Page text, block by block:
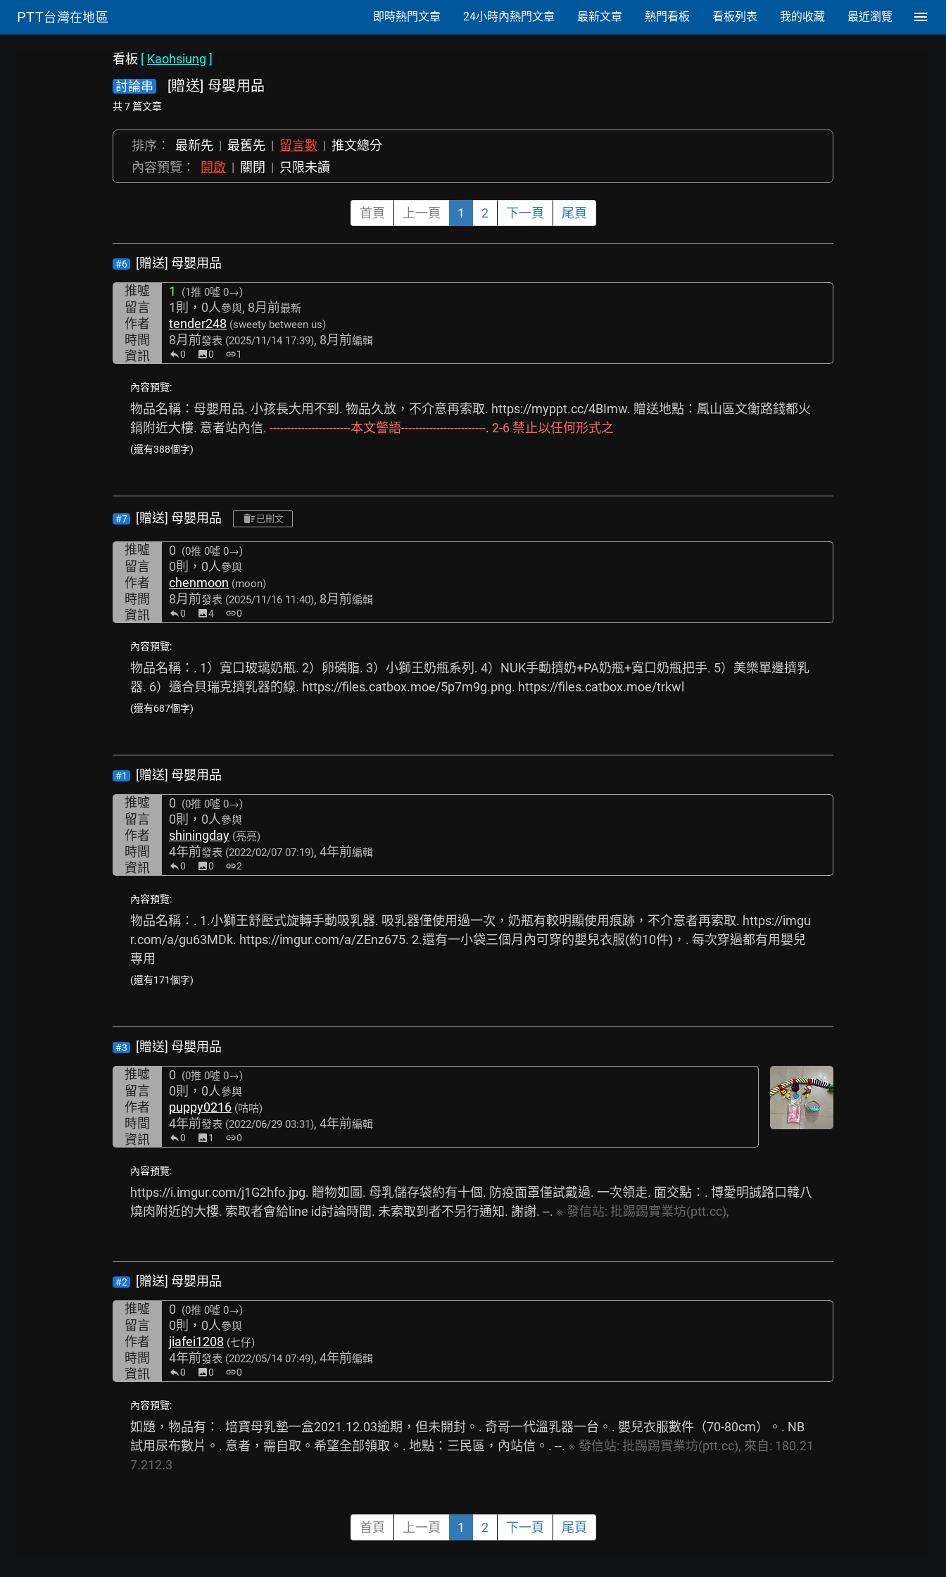
PTT台灣在地區 即時熱門文章 24小時內熱門文章 最新文章 熱門看板 看板列表 我的收藏 最近瀏覽
看板 [ Kaohsiung ]
討論串
[贈送] 母嬰用品
共 7 篇文章
排序： 最新先 | 最舊先 | 留言數 | 推文總分
內容預覽：
開啟 | 關閉 | 只限未讀
首頁 上一頁 1 2 下一頁 尾頁
#6
[贈送] 母嬰用品
推噓
1 (1推 0噓 0→)
留言 1則，0人參與, 8月前最新
作者 tender248 (sweety between us)
時間 8月前發表 (2025/11/14 17:39), 8月前編輯
資訊 0 image0 link1
內容預覽:
物品名稱：母嬰用品. 小孩長大用不到. 物品久放，不介意再索取. https://myppt.cc/4BImw. 贈送地點：鳳山區文衡路錢都火
鍋附近大樓. 意者站內信. -----------------------本文警語------------------------. 2-6 禁止以任何形式之
(還有388個字)
#7 [贈送] 母嬰用品 已刪文
推噓 0 (0推 0噓 0→)
留言 0則，0人參與
作者 chenmoon (moon)
時間 8月前發表 (2025/11/16 11:40), 8月前編輯
資訊 0 image4 link0
內容預覽:
物品名稱：. 1）寬口玻璃奶瓶. 2）卵磷脂. 3）小獅王奶瓶系列. 4）NUK手動擠奶+PA奶瓶+寬口奶瓶把手. 5）美樂單邊擠乳
器. 6）適合貝瑞克擠乳器的線. https://files.catbox.moe/5p7m9g.png. https://files.catbox.moe/trkwl
(還有687個字)
#1
[贈送] 母嬰用品
推噓
0 (0推 0噓 0→)
留言 0則，0人參與
作者 shiningday (亮亮)
時間 4年前發表 (2022/02/07 07:19), 4年前編輯
資訊 0 image0 link2
內容預覽:
物品名稱：. 1.小獅王舒壓式旋轉手動吸乳器. 吸乳器僅使用過一次，奶瓶有較明顯使用痕跡，不介意者再索取. https://imgu
r.com/a/gu63MDk. https://imgur.com/a/ZEnz675. 2.還有一小袋三個月內可穿的嬰兒衣服(約10件)，. 每次穿過都有用嬰兒
專用
(還有171個字)
#3
[贈送] 母嬰用品
推噓
0 (0推 0噓 0→)
留言 0則，0人參與
作者 puppy0216 (咕咕)
時間 4年前發表 (2022/06/29 03:31), 4年前編輯
資訊 0 image1 link0
內容預覽:
https://i.imgur.com/j1G2hfo.jpg. 贈物如圖. 母乳儲存袋約有十個. 防疫面罩僅試戴過. 一次領走. 面交點：. 博愛明誠路口韓八
燒肉附近的大樓. 索取者會給line id討論時間. 未索取到者不另行通知. 謝謝. --. ※ 發信站: 批踢踢實業坊(ptt.cc),
#2
[贈送] 母嬰用品
推噓
0 (0推 0噓 0→)
留言 0則，0人參與
作者 jiafei1208 (七仔)
時間 4年前發表 (2022/05/14 07:49), 4年前編輯
資訊 0 image0 link0
內容預覽:
如題，物品有：. 培寶母乳墊一盒2021.12.03逾期，但未開封。. 奇哥一代溫乳器一台。. 嬰兒衣服數件（70-80cm）。. NB
試用尿布數片。. 意者，需自取。希望全部領取。. 地點：三民區，內站信。. --. ※ 發信站: 批踢踢實業坊(ptt.cc), 來自: 180.21
7.212.3
首頁 上一頁 1 2 下一頁 尾頁